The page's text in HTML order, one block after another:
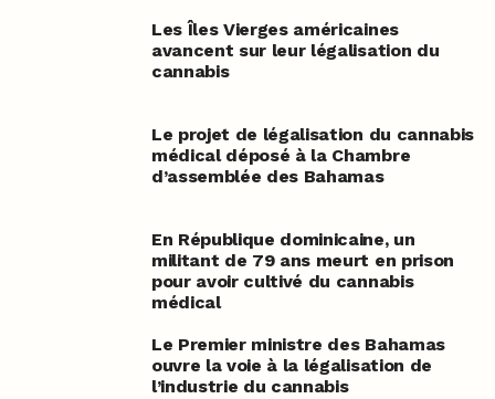
Les Îles Vierges américaines
avancent sur leur légalisation du
cannabis
Le projet de légalisation du cannabis
médical déposé à la Chambre
d’assemblée des Bahamas
En République dominicaine, un
militant de 79 ans meurt en prison
pour avoir cultivé du cannabis
médical
Le Premier ministre des Bahamas
ouvre la voie à la légalisation de
l’industrie du cannabis